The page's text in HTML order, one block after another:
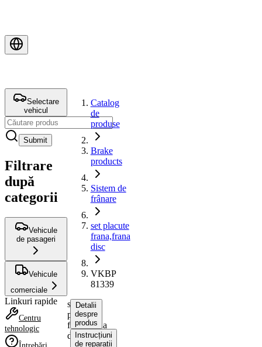
Selectare
vehicul
Submit
Filtrare
după
categorii
Vehicule
de pasageri
Vehicule
comerciale
Linkuri rapide
Centru
tehnologic
Catalog
de
produse
Brake
products
Sistem de
frânare
set placute
frana,frana
disc
VKBP
81339
set
placute
frana,frana
disc
Detalii
despre
produs
Instrucțiuni
de reparații